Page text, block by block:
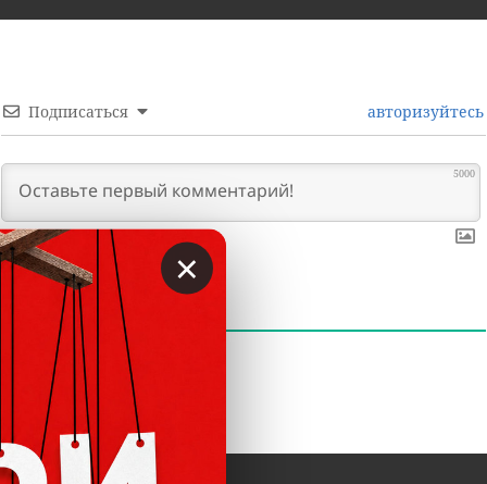
Подписаться авторизуйтесь
5000
КОММЕНТАРИИ
×